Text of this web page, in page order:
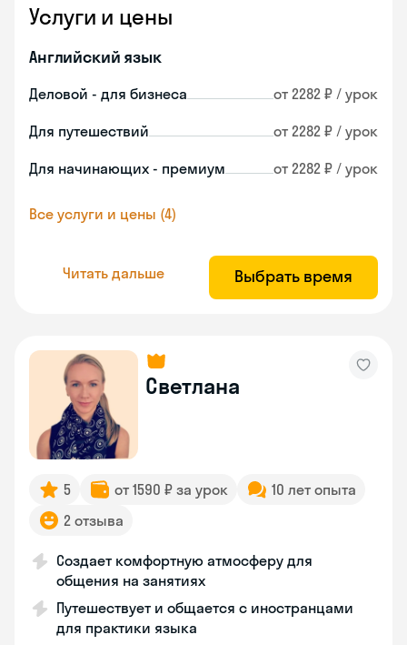
Услуги и цены
Английский язык
Деловой - для бизнеса от 2282 ₽ / урок
Для путешествий от 2282 ₽ / урок
Для начинающих - премиум от 2282 ₽ / урок
Все услуги и цены (4)
Читать дальше Выбрать время
Светлана
5 от 1590 ₽ за урок
10 лет опыта
2 отзыва
Создает комфортную атмосферу для
общения на занятиях
Путешествует и общается с иностранцами
для практики языка